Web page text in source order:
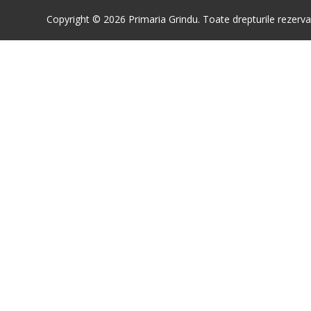
Copyright © 2026 Primaria Grindu. Toate drepturile